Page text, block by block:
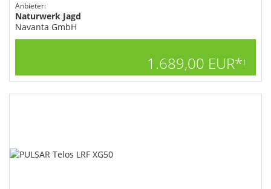
Anbieter:
Naturwerk Jagd
Navanta GmbH
1.689,00 EUR*1